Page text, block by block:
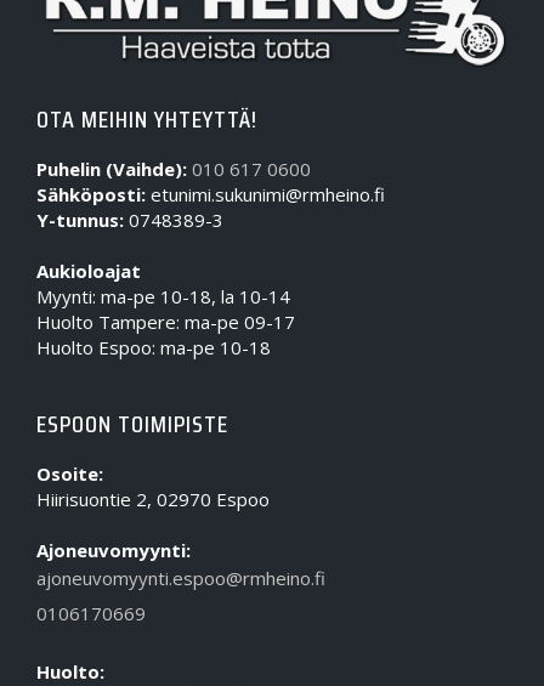
OTA MEIHIN YHTEYTTÄ!
Puhelin (Vaihde): 010 617 0600
Sähköposti: etunimi.sukunimi@rmheino.fi
Y-tunnus: 0748389-3
Aukioloajat
Myynti: ma-pe 10-18, la 10-14
Huolto Tampere: ma-pe 09-17
Huolto Espoo: ma-pe 10-18
ESPOON TOIMIPISTE
Osoite:
Hiirisuontie 2, 02970 Espoo
Ajoneuvomyynti:
ajoneuvomyynti.espoo@rmheino.fi
0106170669
Huolto: